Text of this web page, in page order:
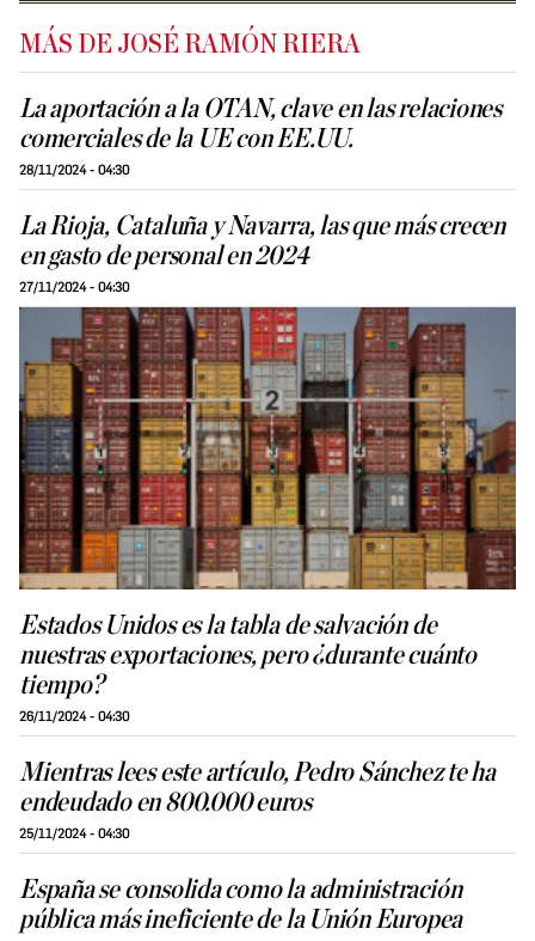
MÁS DE JOSÉ RAMÓN RIERA
La aportación a la OTAN, clave en las relaciones
comerciales de la UE con EE.UU.
28/11/2024 - 04:30
La Rioja, Cataluña y Navarra, las que más crecen
en gasto de personal en 2024
27/11/2024 - 04:30
Estados Unidos es la tabla de salvación de
nuestras exportaciones, pero ¿durante cuánto
tiempo?
26/11/2024 - 04:30
Mientras lees este artículo, Pedro Sánchez te ha
endeudado en 800.000 euros
25/11/2024 - 04:30
España se consolida como la administración
pública más ineficiente de la Unión Europea